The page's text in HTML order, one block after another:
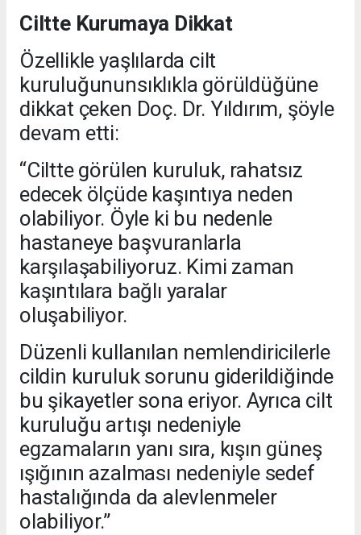
Ciltte Kurumaya Dikkat
Özellikle yaşlılarda cilt
kuruluğununsıklıkla görüldüğüne
dikkat çeken Doç. Dr. Yıldırım, şöyle
devam etti:
“Ciltte görülen kuruluk, rahatsız
edecek ölçüde kaşıntıya neden
olabiliyor. Öyle ki bu nedenle
hastaneye başvuranlarla
karşılaşabiliyoruz. Kimi zaman
kaşıntılara bağlı yaralar
oluşabiliyor.
Düzenli kullanılan nemlendiricilerle
cildin kuruluk sorunu giderildiğinde
bu şikayetler sona eriyor. Ayrıca cilt
kuruluğu artışı nedeniyle
egzamaların yanı sıra, kışın güneş
ışığının azalması nedeniyle sedef
hastalığında da alevlenmeler
olabiliyor.”